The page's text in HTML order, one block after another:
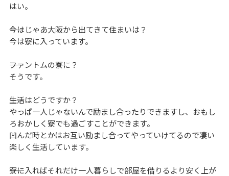
はい。
――今はじゃあ大阪から出てきて住まいは？
今は寮に入っています。
――ファントムの寮に？
そうです。
――生活はどうですか？
やっぱ一人じゃないんで励まし合ったりできますし、おもし
ろおかしく寮でも過ごすことができます。
凹んだ時とかはお互い励まし合ってやっていけてるので凄い
楽しく生活しています。
――寮に入ればそれだけ一人暮らしで部屋を借りるより安く上が